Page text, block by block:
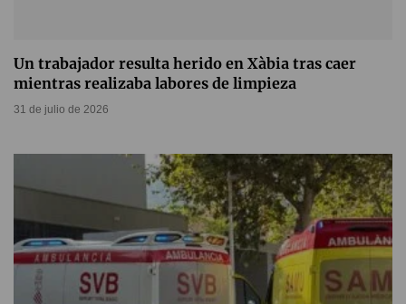
Un trabajador resulta herido en Xàbia tras caer
mientras realizaba labores de limpieza
31 de julio de 2026